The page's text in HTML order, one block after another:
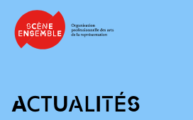
ACTUALITÉS